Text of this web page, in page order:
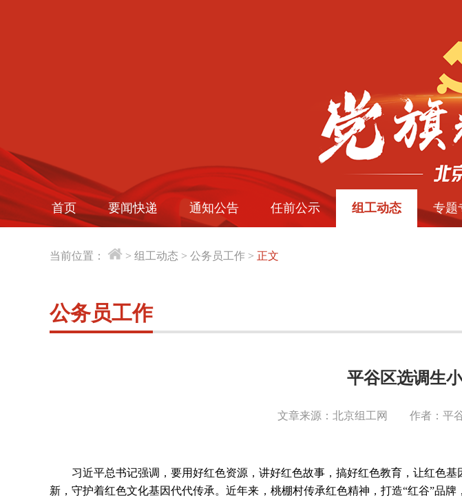
首页 要闻快递 通知公告 任前公示 组工动态 专题
当前位置： > 组工动态 > 公务员工作 > 正文
公务员工作
平谷区选调生
文章来源：北京组工网 作者：平
习近平总书记强调，要用好红色资源，讲好红色故事，搞好红色教育，让红色
新，守护着红色文化基因代代传承。近年来，桃棚村传承红色精神，打造“红谷”品牌